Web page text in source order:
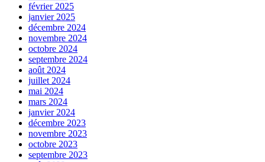
février 2025
janvier 2025
décembre 2024
novembre 2024
octobre 2024
septembre 2024
août 2024
juillet 2024
mai 2024
mars 2024
janvier 2024
décembre 2023
novembre 2023
octobre 2023
septembre 2023